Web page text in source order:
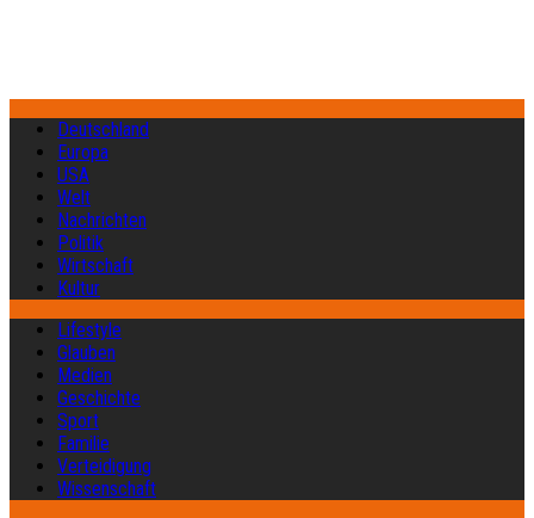
Deutschland
Europa
USA
Welt
Nachrichten
Politik
Wirtschaft
Kultur
Lifestyle
Glauben
Medien
Geschichte
Sport
Familie
Verteidigung
Wissenschaft